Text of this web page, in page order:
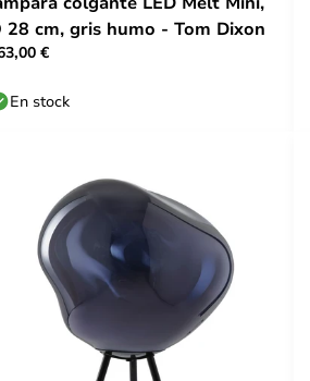
28 cm, gris humo - Tom Dixon
€
En stock